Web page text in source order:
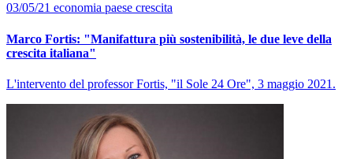
03/05/21 economia paese crescita
Marco Fortis: "Manifattura più sostenibilità, le due leve della
crescita italiana"
L'intervento del professor Fortis, "il Sole 24 Ore", 3 maggio 2021.